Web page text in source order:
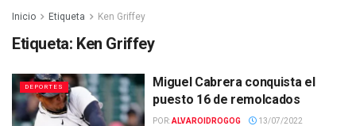
Inicio Etiqueta Ken Griffey
Etiqueta: Ken Griffey
DEPORTES
Miguel Cabrera conquista el
puesto 16 de remolcados
POR:ALVAROIDROGOG 13/07/2022